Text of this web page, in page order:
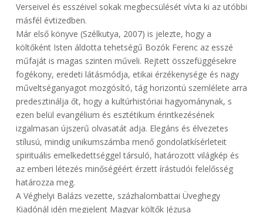
Verseivel és esszéivel sokak megbecsülését vívta ki az utóbbi
másfél évtizedben.
Már első könyve (Szélkutya, 2007) is jelezte, hogy a
költőként Isten áldotta tehetségű Bozók Ferenc az esszé
műfaját is magas szinten műveli. Rejtett összefüggésekre
fogékony, eredeti látásmódja, etikai érzékenysége és nagy
műveltséganyagot mozgósító, tág horizontú szemlélete arra
predesztinálja őt, hogy a kultúrhistóriai hagyománynak, s
ezen belül evangélium és esztétikum érintkezésének
izgalmasan újszerű olvasatát adja. Elegáns és élvezetes
stílusú, mindig unikumszámba menő gondolatkísérleteit
spirituális emelkedettséggel társuló, határozott világkép és
az emberi létezés minőségéért érzett írástudói felelősség
határozza meg.
A Véghelyi Balázs vezette, százhalombattai Üveghegy
Kiadónál idén megjelent Magyar költők Jézusa